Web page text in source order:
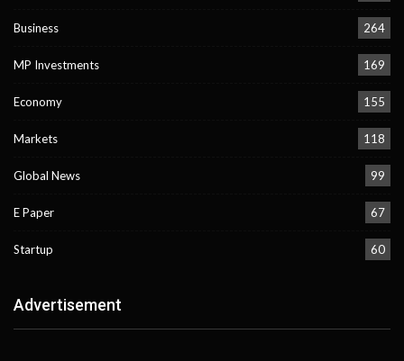
Business 264
MP Investments 169
Economy 155
Markets 118
Global News 99
E Paper 67
Startup 60
Advertisement